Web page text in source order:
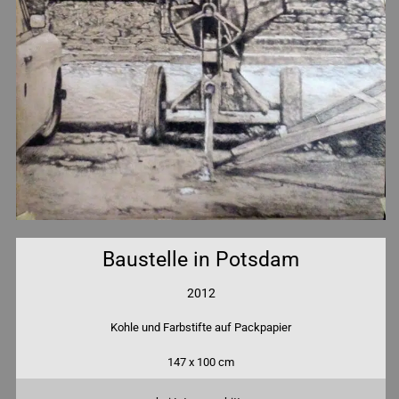
Baustelle in Potsdam
2012
Kohle und Farbstifte auf Packpapier
147 x 100 cm